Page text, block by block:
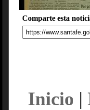
Comparte esta
Inicio |